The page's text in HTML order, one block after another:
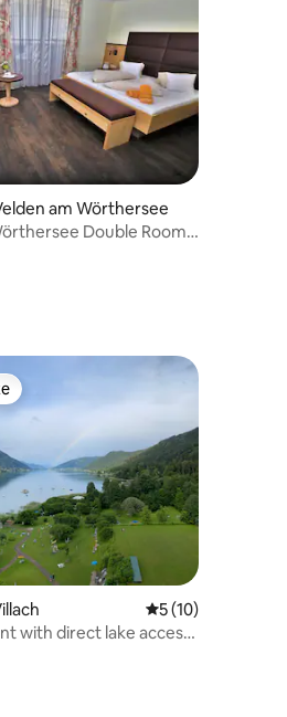
am Wörthersee
Double Room
5 reviews
5 out of 5
5 (10)
with direct lake access